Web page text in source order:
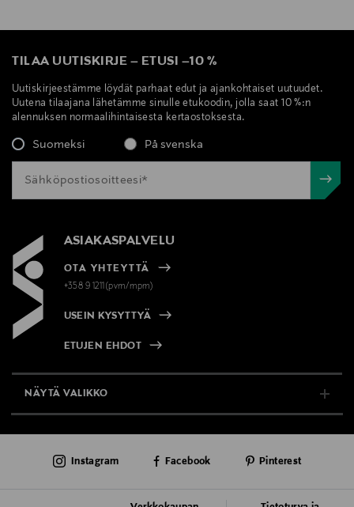
TILAA UUTISKIRJE – ETUSI –10 %
Uutiskirjeestämme löydät parhaat edut ja ajankohtaiset uutuudet.
Uutena tilaajana lähetämme sinulle etukoodin, jolla saat 10 %:n
alennuksen normaalihintaisesta kertaostoksesta.
Suomeksi På svenska
ASIAKASPALVELU
OTA YHTEYTTÄ
+358 9 1211(pvm/mpm)
USEIN KYSYTTYÄ
ETUJEN EHDOT
NÄYTÄ VALIKKO
AJANKOHTAISTA
Instagram Facebook Pinterest